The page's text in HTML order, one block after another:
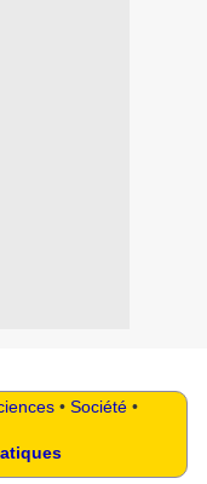
• Société •